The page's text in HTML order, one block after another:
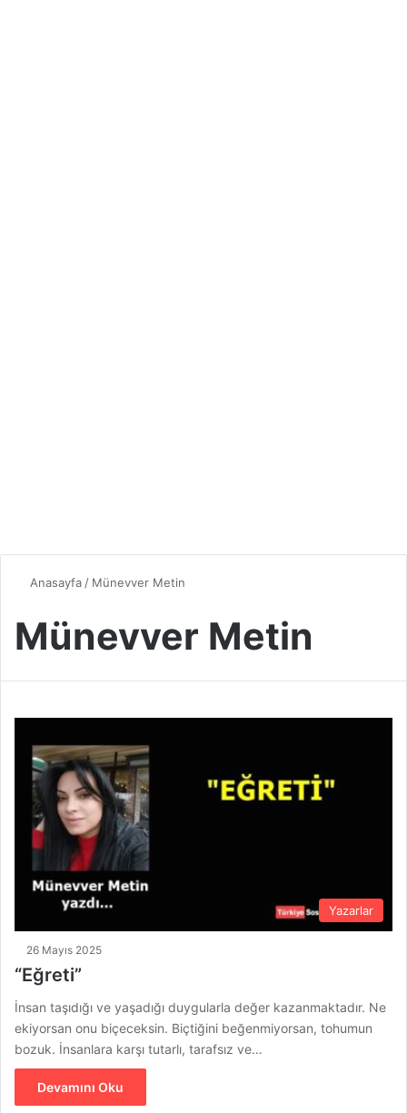
Anasayfa / Münevver Metin
Münevver Metin
Yazarlar
26 Mayıs 2025
“Eğreti”
İnsan taşıdığı ve yaşadığı duygularla değer kazanmaktadır. Ne
ekiyorsan onu biçeceksin. Biçtiğini beğenmiyorsan, tohumun
bozuk. İnsanlara karşı tutarlı, tarafsız ve…
Devamını Oku